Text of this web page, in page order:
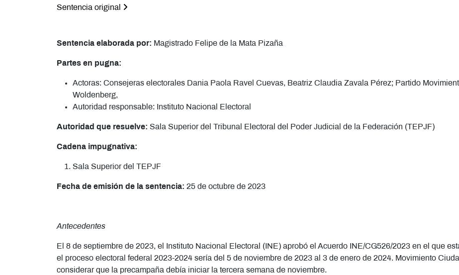
Sentencia original
Sentencia elaborada por: Magistrado Felipe de la Mata Pizaña
Partes en pugna:
Actoras: Consejeras electorales Dania Paola Ravel Cuevas, Beatriz Claudia Zavala Pérez; Partido
Woldenberg,
Autoridad responsable: Instituto Nacional Electoral
Autoridad que resuelve: Sala Superior del Tribunal Electoral del Poder Judicial de la Federación (TEPJF)
Cadena impugnativa:
Sala Superior del TEPJF
Fecha de emisión de la sentencia: 25 de octubre de 2023
Antecedentes
El 8 de septiembre de 2023, el Instituto Nacional Electoral (INE) aprobó el Acuerdo INE/CG526/2023 en el que
el proceso electoral federal 2023-2024 sería del 5 de noviembre de 2023 al 3 de enero de 2024. Movimiento
considerar que la precampaña debía iniciar la tercera semana de noviembre.